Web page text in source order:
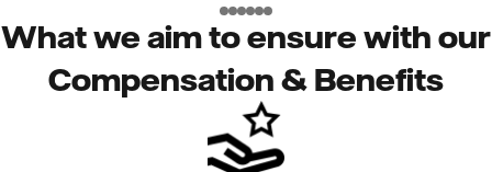
What we aim to ensure with our
Compensation & Benefits